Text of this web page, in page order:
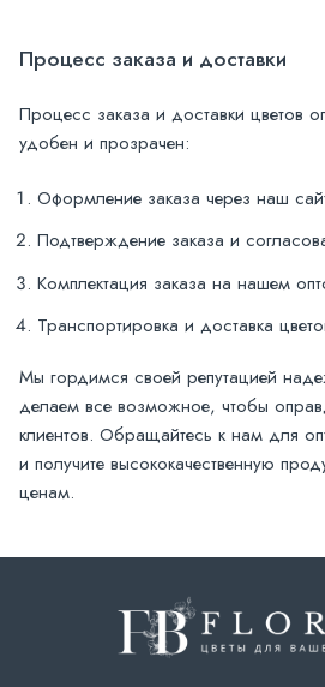
Процесс заказа и доставки
Процесс заказа и доставки цветов
удобен и прозрачен:
Оформление заказа через наш
Подтверждение заказа и
Комплектация заказа на нашем
Транспортировка и доставка
Мы гордимся своей репутацией
делаем все возможное, чтобы
клиентов. Обращайтесь к нам для
и получите высококачественную
ценам.